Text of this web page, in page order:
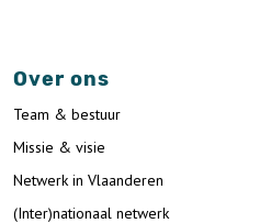
Over ons
Team & bestuur
Missie & visie
Netwerk in Vlaanderen
(Inter)nationaal netwerk